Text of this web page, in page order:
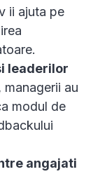
ii ajuta pe
leaderilor
managerii au
modul de
angajati